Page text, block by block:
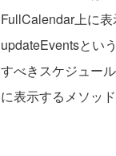
FullCalendar上に
updateEventsとい
すべきスケジュー
に表示するメソッド